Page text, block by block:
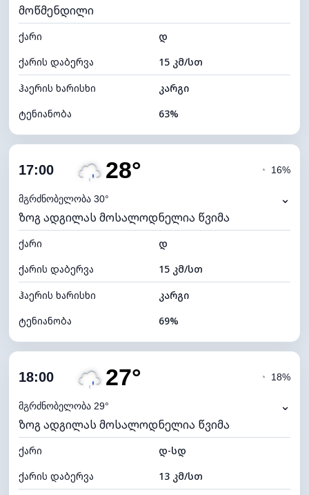
ხილვადობა
განათების ინდექსი 7 (ნათელი)
ღრუბლის სიმაღლე 11600 მ
მოწმენდილი
ქარი
დ
ქარის დაბერვა
15 კმ/სთ
ჰაერის ხარისხი
კარგი
ტენიანობა
63%
ღრუბლიანობა
ნამის წერტილი
ხილვადობა
10 კმ
განათების ინდექსი 7 (ნათელი)
ღრუბლის სიმაღლე 11600 მ
17:00 28°
მგრძნობელობა 30°
◔ 16%
⌄
ზოგ ადგილას მოსალოდნელია წვიმა
ქარი
დ
ქარის დაბერვა
15 კმ/სთ
ჰაერის ხარისხი
კარგი
ტენიანობა
69%
ღრუბლიანობა
ნამის წერტილი
ხილვადობა
10 კმ
განათების ინდექსი 4 (მკრთალი)
ღრუბლის სიმაღლე 4880 მ
18:00 27°
მგრძნობელობა 29°
◔ 18%
⌄
ზოგ ადგილას მოსალოდნელია წვიმა
ქარი
დ-სდ
ქარის დაბერვა
13 კმ/სთ